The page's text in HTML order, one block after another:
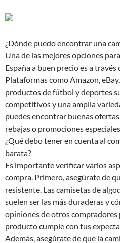
¿Dónde puedo encontrar una
Una de las mejores opciones
España a buen precio es a través
Plataformas como Amazon,
productos de fútbol y deportes
competitivos y una amplia
puedes encontrar buenas
rebajas o promociones
¿Qué debo tener en cuenta al
barata?
Es importante verificar varios
compra. Primero, asegúrate de
resistente. Las camisetas de
suelen ser las más duraderas y
opiniones de otros compradores
producto cumple con tus
Además, asegúrate de que la